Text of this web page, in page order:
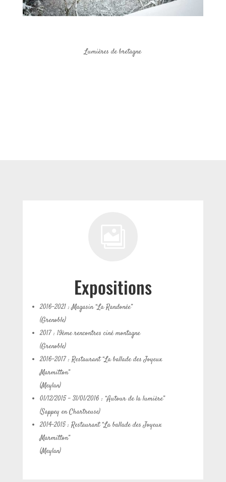
Lumières de bretagne
Expositions
2016-2021 : Magasin “La Randonée”
(Grenoble)
2017 : 19ème rencontres ciné montagne
(Grenoble)
2016-2017 : Restaurant “La ballade des Joyeux
Marmitton”
(Meylan)
01/12/2015 – 31/01/2016 : “Autour de la lumière”
(Sappey en Chartreuse)
2014-2015 : Restaurant “La ballade des Joyeux
Marmitton”
(Meylan)